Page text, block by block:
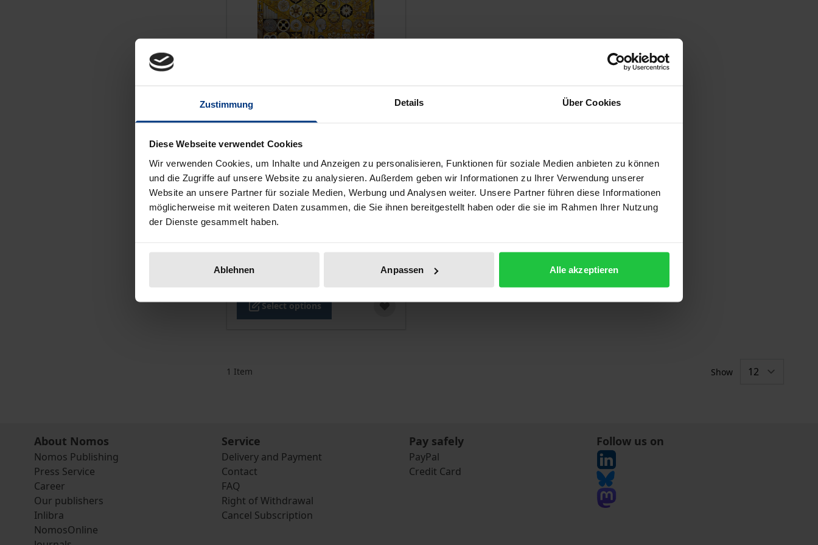
Zustimmung Details Über Cookies
Diese Webseite verwendet Cookies
Wir verwenden Cookies, um Inhalte und Anzeigen zu personalisieren, Funktionen für soziale Medien anbieten zu können
und die Zugriffe auf unsere Website zu analysieren. Außerdem geben wir Informationen zu Ihrer Verwendung unserer
Website an unsere Partner für soziale Medien, Werbung und Analysen weiter. Unsere Partner führen diese Informationen
möglicherweise mit weiteren Daten zusammen, die Sie ihnen bereitgestellt haben oder die sie im Rahmen Ihrer Nutzung
der Dienste gesammelt haben.
Ablehnen Anpassen Alle akzeptieren
Holistische Psychologie: Die
Vereinigung von Kognition,
Emotion und Handlung
The price depends on the options chosen on the product page
Select options
1 Item Show
About Nomos
Nomos Publishing
Press Service
Career
Our publishers
Inlibra
NomosOnline
Service
Delivery and Payment
Contact
FAQ
Right of Withdrawal
Cancel Subscription
Pay safely
PayPal
Credit Card
Follow us on